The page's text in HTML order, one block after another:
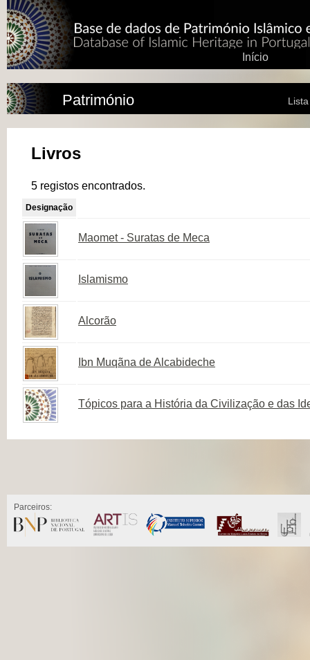
Início
Património
Livros
5 registos encontrados.
Designação
Maomet - Suratas de Meca
Islamismo
Alcorão
Ibn Muqãna de Alcabideche
Tópicos para a História da Civilização e das
Parceiros: